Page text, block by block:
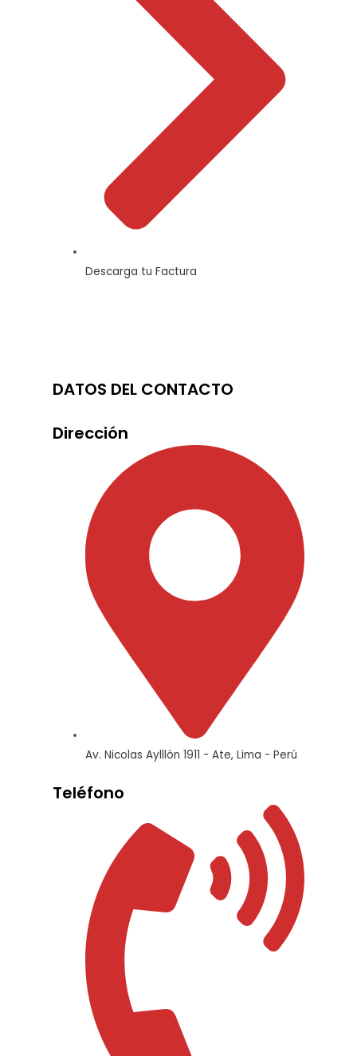
Descarga tu Factura
DATOS DEL CONTACTO
Dirección
Av. Nicolas Aylllón 1911 - Ate, Lima - Perú
Teléfono